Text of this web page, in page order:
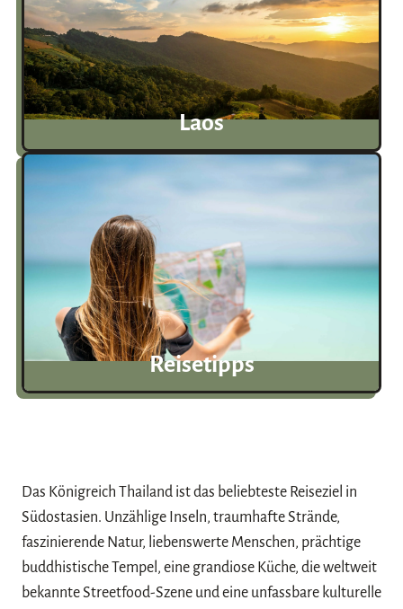
Laos
Reisetipps
Das Königreich Thailand ist das beliebteste Reiseziel in
Südostasien. Unzählige Inseln, traumhafte Strände,
faszinierende Natur, liebenswerte Menschen, prächtige
buddhistische Tempel, eine grandiose Küche, die weltweit
bekannte Streetfood-Szene und eine unfassbare kulturelle